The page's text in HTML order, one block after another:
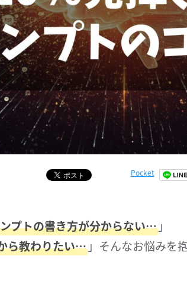
Pocket
プトの書き方が分からない… 」
ら教わりたい… 」そんなお悩みを